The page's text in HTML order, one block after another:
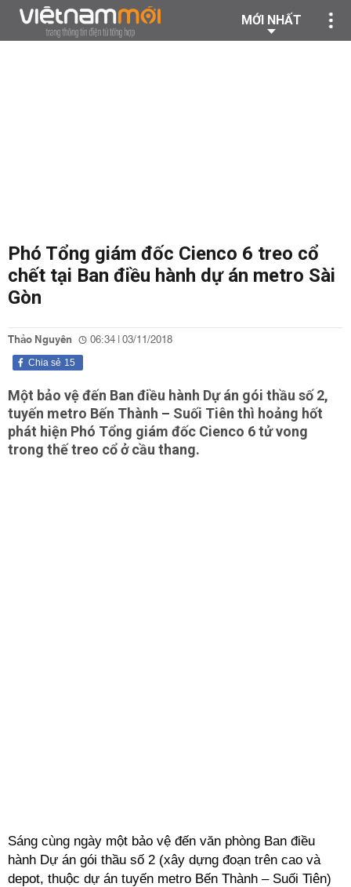
MỚI NHẤT
Phó Tổng giám đốc Cienco 6 treo cổ
chết tại Ban điều hành dự án metro Sài
Gòn
Thảo Nguyên 06:34 | 03/11/2018
15
Chia sẻ
Một bảo vệ đến Ban điều hành Dự án gói thầu số 2,
tuyến metro Bến Thành – Suối Tiên thì hoảng hốt
phát hiện Phó Tổng giám đốc Cienco 6 tử vong
trong thế treo cổ ở cầu thang.
Sáng cùng ngày một bảo vệ đến văn phòng Ban điều
hành Dự án gói thầu số 2 (xây dựng đoạn trên cao và
depot, thuộc dự án tuyến metro Bến Thành – Suối Tiên)